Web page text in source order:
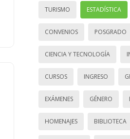
TURISMO ESTADÍSTICA
CONVENIOS POSGRADO
CIENCIA Y TECNOLOGÍA
CURSOS INGRESO
EXÁMENES GÉNERO
HOMENAJES BIBLIOTECA